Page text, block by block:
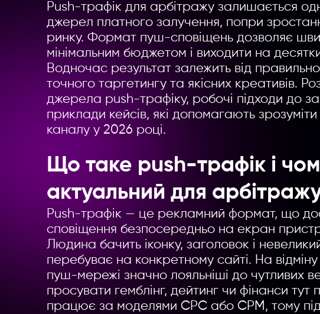
Push-трафік для арбітражу залишається
джерел платного залучення, попри
ринку. Формат пуш-сповіщень дозволяє
мінімальним бюджетом і виходити на
Водночас результат залежить від
точного таргетингу та якісних креативів.
джерела push-трафіку, робочі підходи до
приклади кейсів, які допомагають
каналу у 2026 році.
Що таке push-трафік і
актуальний для
Push-трафік — це рекламний формат, що
сповіщення безпосередньо на екран
Людина бачить іконку, заголовок і
перебуває на конкретному сайті. На
пуш-мережі значно лояльніші до чутливих
просувати гемблінг, дейтинг чи фінанси
працює за моделями CPC або CPM, тому
Zorenko 28.07.2026
у 2026 році: чи
та
Yelyzaveta Zorenko 19.06.2026
Що таке медіабаєр: хто
це і чим займається